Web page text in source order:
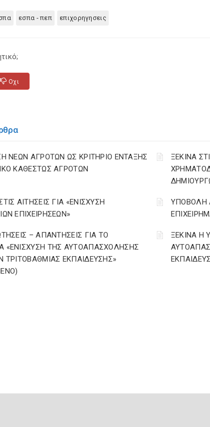
εσπα - πεπ επιχορηγησεις
Οχι
ΝΕΩΝ ΑΓΡΟΤΩΝ ΩΣ ΚΡΙΤΗΡΙΟ ΕΝΤΑΞΗΣ
ΚΑΘΕΣΤΩΣ ΑΓΡΟΤΩΝ
ΞΕΚΙΝΑ
ΑΙΤΗΣΕΙΣ ΓΙΑ «ΕΝΙΣΧΥΣΗ
ΕΠΙΧΕΙΡΗΣΕΩΝ»
ΥΠΟΒΟΛΗ
– ΑΠΑΝΤΗΣΕΙΣ ΓΙΑ ΤΟ
«ΕΝΙΣΧΥΣΗ ΤΗΣ ΑΥΤΟΑΠΑΣΧΟΛΗΣΗΣ
ΤΡΙΤΟΒΑΘΜΙΑΣ ΕΚΠΑΙΔΕΥΣΗΣ»
ΞΕΚΙΝΑ Η